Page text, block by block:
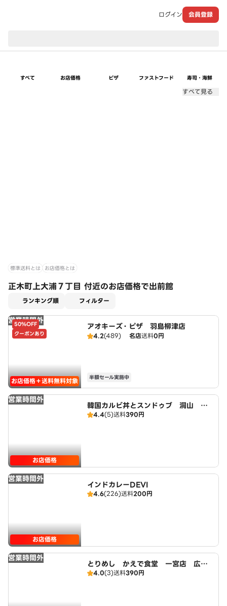
ログイン 会員登録
すべて お店価格 ピザ ファストフード 寿司・海鮮
すべて見る
標準送料とは お店価格とは
正木町上大浦７丁目 付近のお店価格で出前館
ランキング順 フィルター
営業時間外
50%OFF
クーポンあり
お店価格＋送料無料対象
アオキーズ・ピザ 羽島柳津店
4.2(489) 名店送料0円
半額セール実施中
営業時間外
お店価格
韓国カルビ丼とスンドゥブ 洞山 一
宮店 広域店
4.4(5)送料390円
営業時間外
お店価格
インドカレーDEVI
4.6(226)送料200円
営業時間外
とりめし かえで食堂 一宮店 広域
店4.0(3)送料390円